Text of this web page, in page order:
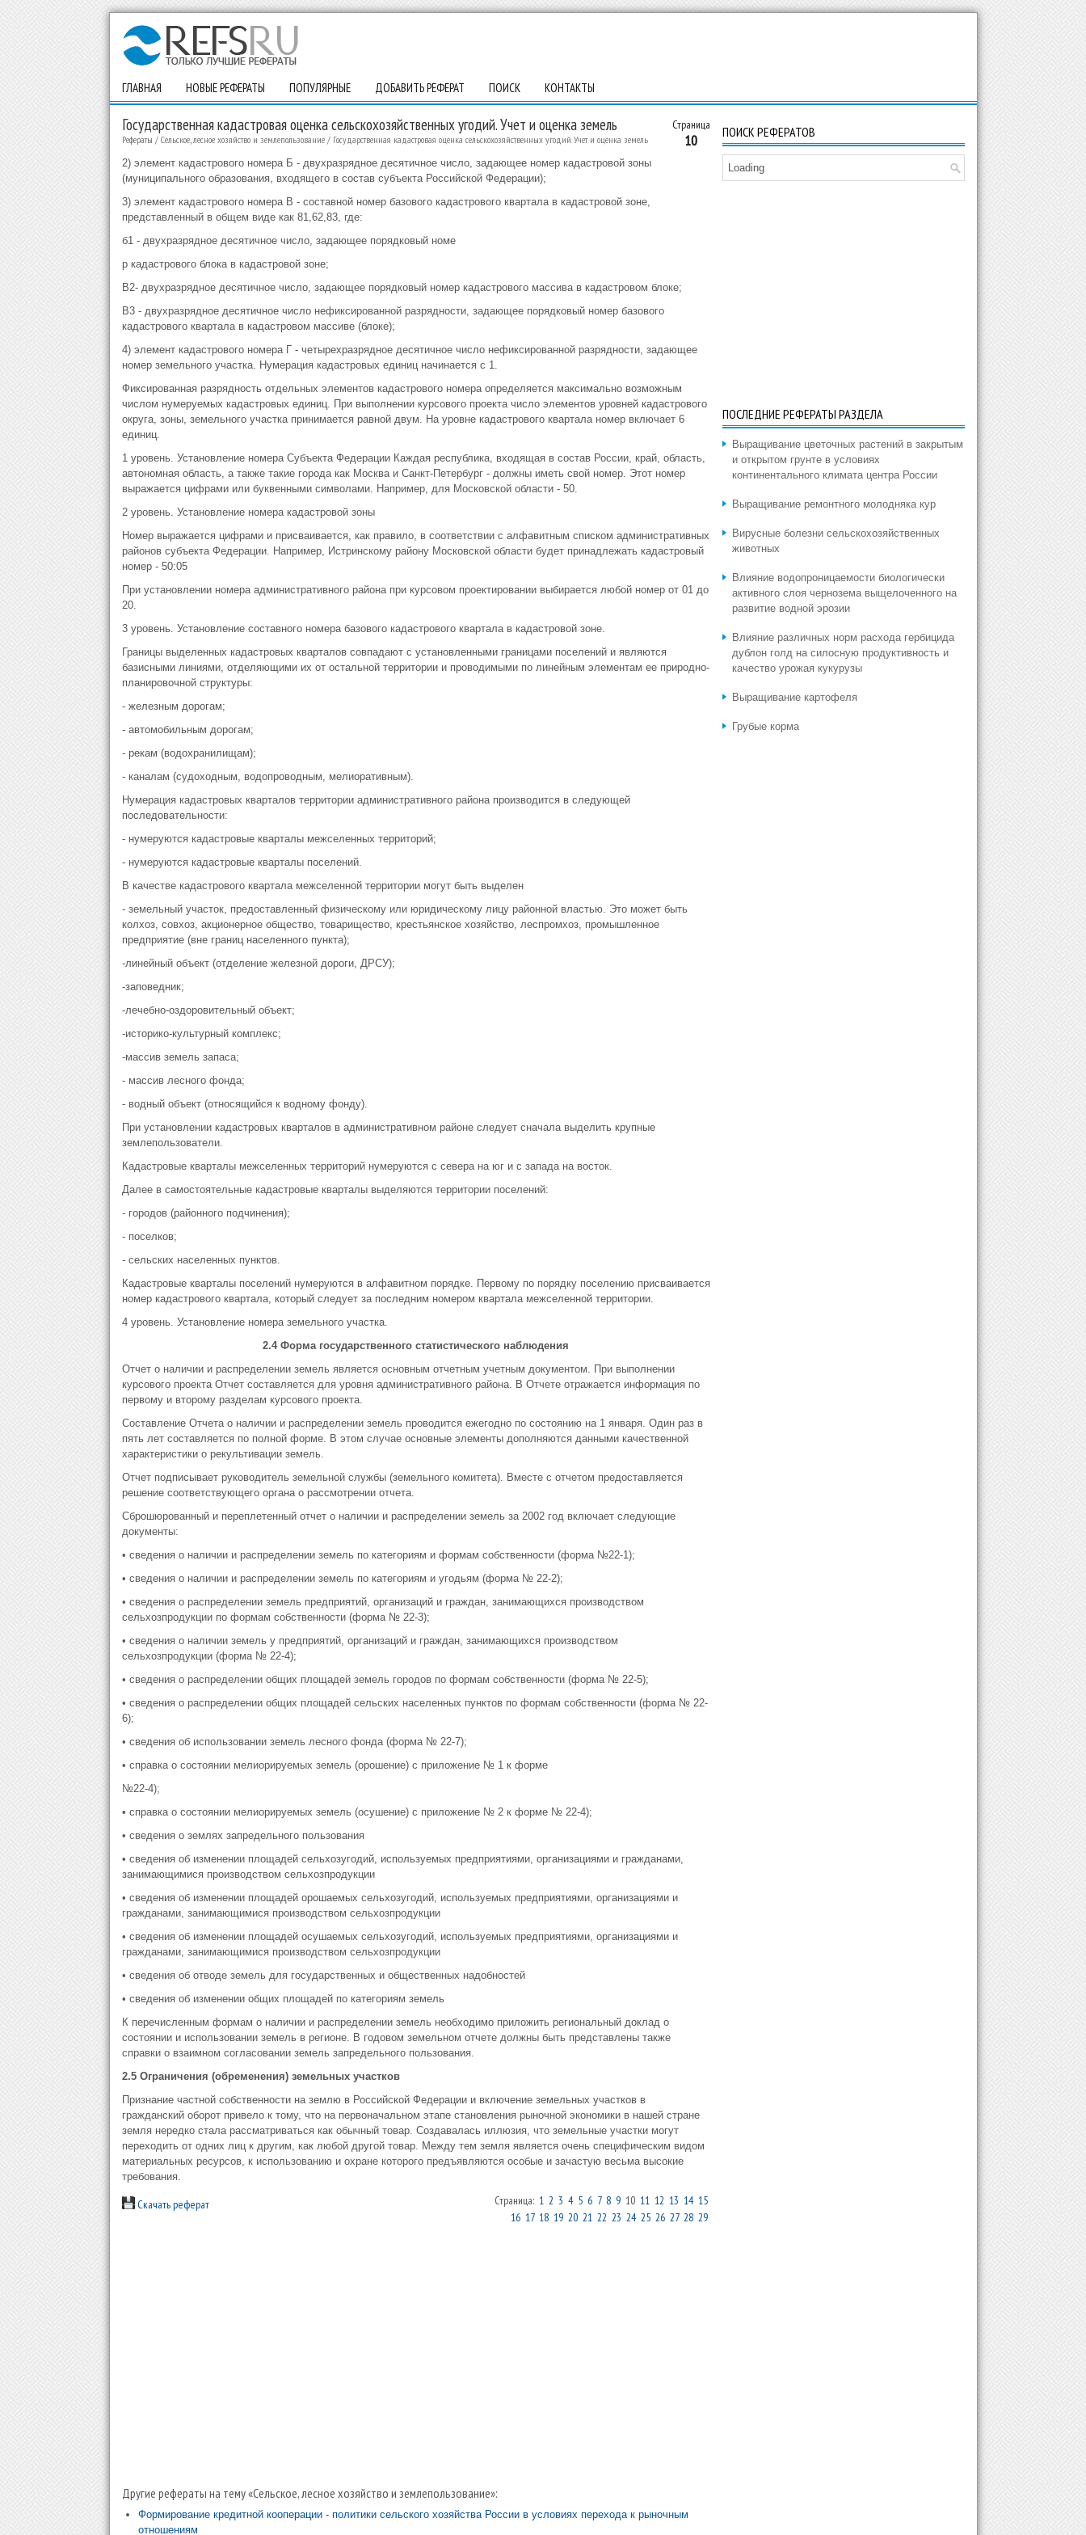
ГЛАВНАЯ НОВЫЕ РЕФЕРАТЫ ПОПУЛЯРНЫЕ ДОБАВИТЬ РЕФЕРАТ ПОИСК КОНТАКТЫ
Страница
10
Государственная кадастровая оценка сельскохозяйственных угодий. Учет и оценка земель
Рефераты / Сельское, лесное хозяйство и землепользование/ Государственная кадастровая оценка сельскохозяйственных угодий. Учет и оценка земель
2) элемент кадастрового номера Б - двухразрядное десятичное число, задающее номер кадастровой зоны
(муниципального образования, входящего в состав субъекта Российской Федерации);
3) элемент кадастрового номера В - составной номер базового кадастрового квартала в кадастровой зоне,
представленный в общем виде как 81,62,83, где:
б1 - двухразрядное десятичное число, задающее порядковый номе
р кадастрового блока в кадастровой зоне;
В2- двухразрядное десятичное число, задающее порядковый номер кадастрового массива в кадастровом блоке;
В3 - двухразрядное десятичное число нефиксированной разрядности, задающее порядковый номер базового
кадастрового квартала в кадастровом массиве (блоке);
4) элемент кадастрового номера Г - четырехразрядное десятичное число нефиксированной разрядности, задающее
номер земельного участка. Нумерация кадастровых единиц начинается с 1.
Фиксированная разрядность отдельных элементов кадастрового номера определяется максимально возможным
числом нумеруемых кадастровых единиц. При выполнении курсового проекта число элементов уровней кадастрового
округа, зоны, земельного участка принимается равной двум. На уровне кадастрового квартала номер включает 6
единиц.
1 уровень. Установление номера Субъекта Федерации Каждая республика, входящая в состав России, край, область,
автономная область, а также такие города как Москва и Санкт-Петербург - должны иметь свой номер. Этот номер
выражается цифрами или буквенными символами. Например, для Московской области - 50.
2 уровень. Установление номера кадастровой зоны
Номер выражается цифрами и присваивается, как правило, в соответствии с алфавитным списком административных
районов субъекта Федерации. Например, Истринскому району Московской области будет принадлежать кадастровый
номер - 50:05
При установлении номера административного района при курсовом проектировании выбирается любой номер от 01 до
20.
3 уровень. Установление составного номера базового кадастрового квартала в кадастровой зоне.
Границы выделенных кадастровых кварталов совпадают с установленными границами поселений и являются
базисными линиями, отделяющими их от остальной территории и проводимыми по линейным элементам ее природно-
планировочной структуры:
- железным дорогам;
- автомобильным дорогам;
- рекам (водохранилищам);
- каналам (судоходным, водопроводным, мелиоративным).
Нумерация кадастровых кварталов территории административного района производится в следующей
последовательности:
- нумеруются кадастровые кварталы межселенных территорий;
- нумеруются кадастровые кварталы поселений.
В качестве кадастрового квартала межселенной территории могут быть выделен
- земельный участок, предоставленный физическому или юридическому лицу районной властью. Это может быть
колхоз, совхоз, акционерное общество, товарищество, крестьянское хозяйство, леспромхоз, промышленное
предприятие (вне границ населенного пункта);
-линейный объект (отделение железной дороги, ДРСУ);
-заповедник;
-лечебно-оздоровительный объект;
-историко-культурный комплекс;
-массив земель запаса;
- массив лесного фонда;
- водный объект (относящийся к водному фонду).
При установлении кадастровых кварталов в административном районе следует сначала выделить крупные
землепользователи.
Кадастровые кварталы межселенных территорий нумеруются с севера на юг и с запада на восток.
Далее в самостоятельные кадастровые кварталы выделяются территории поселений:
- городов (районного подчинения);
- поселков;
- сельских населенных пунктов.
Кадастровые кварталы поселений нумеруются в алфавитном порядке. Первому по порядку поселению присваивается
номер кадастрового квартала, который следует за последним номером квартала межселенной территории.
4 уровень. Установление номера земельного участка.
2.4 Форма государственного статистического наблюдения
Отчет о наличии и распределении земель является основным отчетным учетным документом. При выполнении
курсового проекта Отчет составляется для уровня административного района. В Отчете отражается информация по
первому и второму разделам курсового проекта.
Составление Отчета о наличии и распределении земель проводится ежегодно по состоянию на 1 января. Один раз в
пять лет составляется по полной форме. В этом случае основные элементы дополняются данными качественной
характеристики о рекультивации земель.
Отчет подписывает руководитель земельной службы (земельного комитета). Вместе с отчетом предоставляется
решение соответствующего органа о рассмотрении отчета.
Сброшюрованный и переплетенный отчет о наличии и распределении земель за 2002 год включает следующие
документы:
• сведения о наличии и распределении земель по категориям и формам собственности (форма №22-1);
• сведения о наличии и распределении земель по категориям и угодьям (форма № 22-2);
• сведения о распределении земель предприятий, организаций и граждан, занимающихся производством
сельхозпродукции по формам собственности (форма № 22-3);
• сведения о наличии земель у предприятий, организаций и граждан, занимающихся производством
сельхозпродукции (форма № 22-4);
• сведения о распределении общих площадей земель городов по формам собственности (форма № 22-5);
• сведения о распределении общих площадей сельских населенных пунктов по формам собственности (форма № 22-
6);
• сведения об использовании земель лесного фонда (форма № 22-7);
• справка о состоянии мелиорируемых земель (орошение) с приложение № 1 к форме
№22-4);
• справка о состоянии мелиорируемых земель (осушение) с приложение № 2 к форме № 22-4);
• сведения о землях запредельного пользования
• сведения об изменении площадей сельхозугодий, используемых предприятиями, организациями и гражданами,
занимающимися производством сельхозпродукции
• сведения об изменении площадей орошаемых сельхозугодий, используемых предприятиями, организациями и
гражданами, занимающимися производством сельхозпродукции
• сведения об изменении площадей осушаемых сельхозугодий, используемых предприятиями, организациями и
гражданами, занимающимися производством сельхозпродукции
• сведения об отводе земель для государственных и общественных надобностей
• сведения об изменении общих площадей по категориям земель
К перечисленным формам о наличии и распределении земель необходимо приложить региональный доклад о
состоянии и использовании земель в регионе. В годовом земельном отчете должны быть представлены также
справки о взаимном согласовании земель запредельного пользования.
2.5 Ограничения (обременения) земельных участков
Признание частной собственности на землю в Российской Федерации и включение земельных участков в
гражданский оборот привело к тому, что на первоначальном этапе становления рыночной экономики в нашей стране
земля нередко стала рассматриваться как обычный товар. Создавалась иллюзия, что земельные участки могут
переходить от одних лиц к другим, как любой другой товар. Между тем земля является очень специфическим видом
материальных ресурсов, к использованию и охране которого предъявляются особые и зачастую весьма высокие
требования.
Скачать реферат Страница: 1 2 3 4 5 6 7 8 910 11 12 13 14 15
16 17 18 19 20 21 22 23 24 25 26 27 28 29
Другие рефераты на тему «Сельское, лесное хозяйство и землепользование»:
Формирование кредитной кооперации - политики сельского хозяйства России в условиях перехода к рыночным
отношениям
ПОИСК РЕФЕРАТОВ
Loading
ПОСЛЕДНИЕ РЕФЕРАТЫ РАЗДЕЛА
Выращивание цветочных растений в закрытым
и открытом грунте в условиях
континентального климата центра России
Выращивание ремонтного молодняка кур
Вирусные болезни сельскохозяйственных
животных
Влияние водопроницаемости биологически
активного слоя чернозема выщелоченного на
развитие водной эрозии
Влияние различных норм расхода гербицида
дублон голд на силосную продуктивность и
качество урожая кукурузы
Выращивание картофеля
Грубые корма